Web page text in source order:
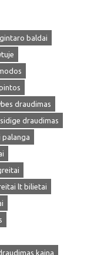
gintaro baldai
draudimas
draudimas
palanga
lt bilietai
kaina